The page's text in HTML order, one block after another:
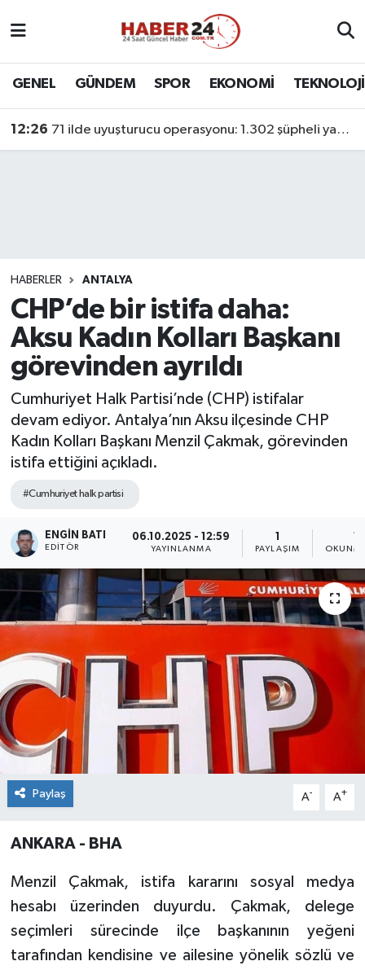
GENEL GÜNDEM SPOR EKONOMİ TEKNOLOJİ
12:26 71 ilde uyuşturucu operasyonu: 1.302 şüpheli yakalandı
HABERLER ANTALYA
CHP’de bir istifa daha:
Aksu Kadın Kolları Başkanı
görevinden ayrıldı
Cumhuriyet Halk Partisi’nde (CHP) istifalar
devam ediyor. Antalya’nın Aksu ilçesinde CHP
Kadın Kolları Başkanı Menzil Çakmak, görevinden
istifa ettiğini açıkladı.
#Cumhuriyet halk partisi
ENGIN BATI
EDITÖR
06.10.2025 - 12:59
YAYINLANMA PAYLAŞIM
Paylaş A- A+
ANKARA - BHA
Menzil Çakmak, istifa kararını sosyal medya
hesabı üzerinden duyurdu. Çakmak, delege
seçimleri sürecinde ilçe başkanının yeğeni
tarafından kendisine ve ailesine yönelik sözlü ve
Nöbetçi Eczaneler
Son Dakika Haberleri
Haber Arşivi